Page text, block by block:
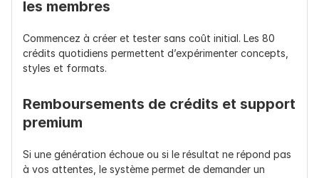
les membres
Commencez à créer et tester sans coût initial. Les 80
crédits quotidiens permettent d’expérimenter concepts,
styles et formats.
Remboursements de crédits et support
premium
Si une génération échoue ou si le résultat ne répond pas
à vos attentes, le système permet de demander un